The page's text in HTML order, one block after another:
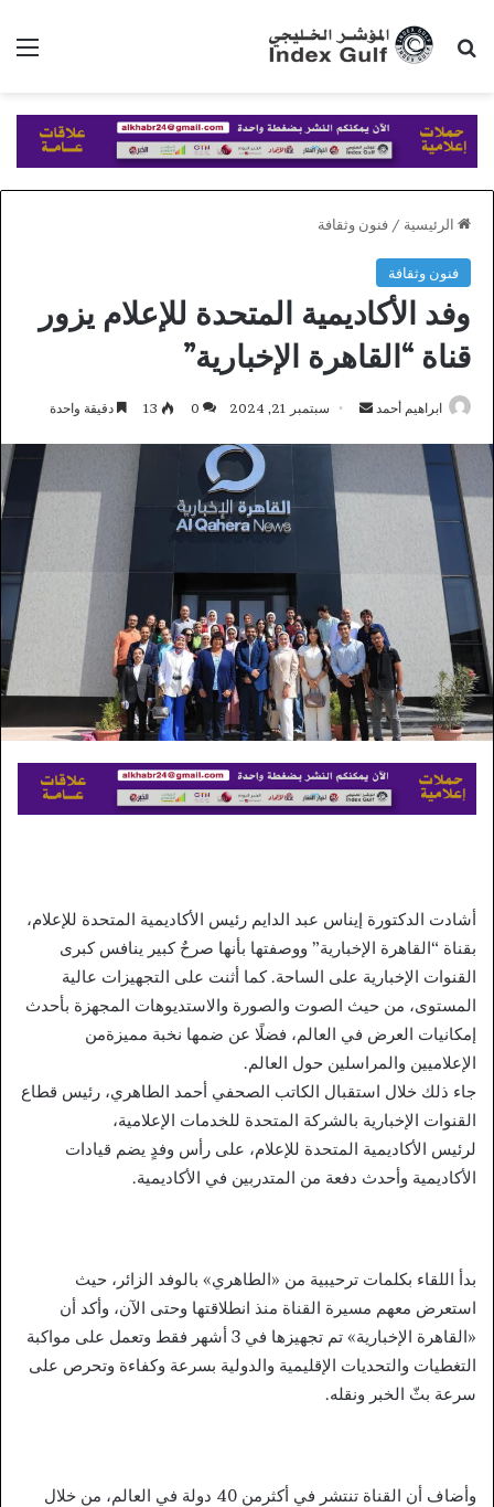
بحث عن
الرئيسية / فنون وثقافة
فنون وثقافة
وفد الأكاديمية المتحدة للإعلام يزور
قناة “القاهرة الإخبارية”
ابراهيم أحمد
أرسل سبتمبر 21, 2024 0
13 دقيقة واحدة
أشادت الدكتورة إيناس عبد الدايم رئيس الأكاديمية المتحدة للإعلام،
بقناة “القاهرة الإخبارية” ووصفتها بأنها صرحٌ كبير ينافس كبرى
القنوات الإخبارية على الساحة. كما أثنت على التجهيزات عالية
المستوى، من حيث الصوت والصورة والاستديوهات المجهزة بأحدث
إمكانيات العرض في العالم، فضلًا عن ضمها نخبة مميزةمن
الإعلاميين والمراسلين حول العالم.
جاء ذلك خلال استقبال الكاتب الصحفي أحمد الطاهري، رئيس قطاع
القنوات الإخبارية بالشركة المتحدة للخدمات الإعلامية،
لرئيس الأكاديمية المتحدة للإعلام، على رأس وفدٍ يضم قيادات
الأكاديمية وأحدث دفعة من المتدربين في الأكاديمية.
بدأ اللقاء بكلمات ترحيبية من «الطاهري» بالوفد الزائر، حيث
استعرض معهم مسيرة القناة منذ انطلاقتها وحتى الآن، وأكد أن
«القاهرة الإخبارية» تم تجهيزها في 3 أشهر فقط وتعمل على مواكبة
التغطيات والتحديات الإقليمية والدولية بسرعة وكفاءة وتحرص على
سرعة بثّ الخبر ونقله.
وأضاف أن القناة تنتشر في أكثرمن 40 دولة في العالم، من خلال